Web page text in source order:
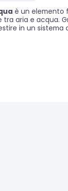
è un elemento
aria e acqua.
in un